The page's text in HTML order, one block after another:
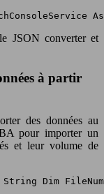
JSON converter et
à partir
des données au
pour importer un
et leur volume de
String Dim